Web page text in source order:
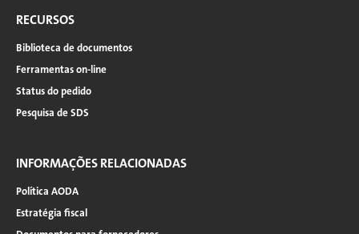
RECURSOS
Biblioteca de documentos
Ferramentas on-line
Status do pedido
Pesquisa de SDS
INFORMAÇÕES RELACIONADAS
Política AODA
Estratégia fiscal